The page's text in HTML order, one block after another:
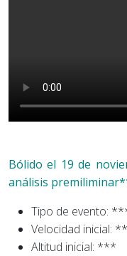
Bólido el 19 de
análisis
Tipo de evento:
Velocidad inicial:
Altitud inicial: ***